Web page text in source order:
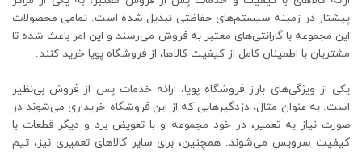
پیشتاز در زمینه سیستم‌های حفاظتی تبدیل شده است. تمامی محصولات
این مجموعه با گارانتی‌های معتبر به فروش می‌رسند و این امر باعث شده تا
مشتریان با اطمینان کامل از کیفیت کالاها، از فروشگاه پویا خرید کنند.
یکی از ویژگی‌های بارز فروشگاه پویا، ارائه خدمات پس از فروش بی‌نظیر
است. به عنوان مثال، دزدگیرهایی که از این فروشگاه خریداری می‌شوند در
صورت نیاز به تعمیر، در خود مجموعه و با تعویض برد و دیگر قطعات با
کیفیت سرویس می‌شوند. همچنین، برای سایر کالاهای تعمیری نیز، تیم